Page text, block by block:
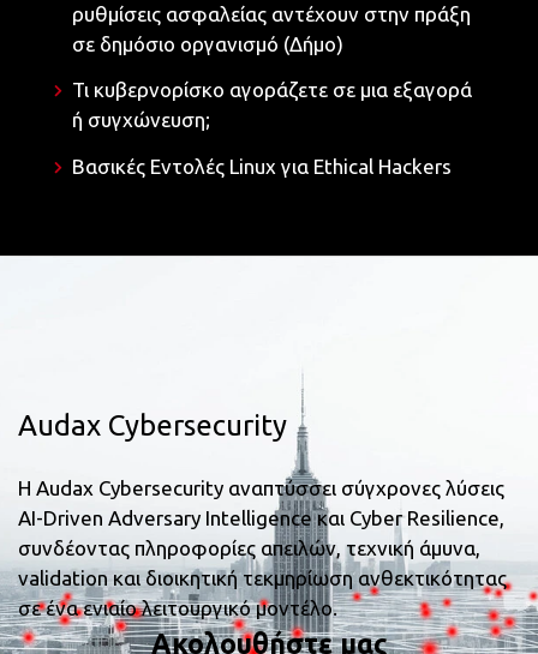
ρυθμίσεις ασφαλείας αντέχουν στην πράξη
σε δημόσιο οργανισμό (Δήμο)
Τι κυβερνορίσκο αγοράζετε σε μια εξαγορά
ή συγχώνευση;
Βασικές Εντολές Linux για Ethical Hackers
Audax Cybersecurity
Η Audax Cybersecurity αναπτύσσει σύγχρονες λύσεις
AI-Driven Adversary Intelligence και Cyber Resilience,
συνδέοντας πληροφορίες απειλών, τεχνική άμυνα,
validation και διοικητική τεκμηρίωση ανθεκτικότητας
σε ένα ενιαίο λειτουργικό μοντέλο.
Ακολουθήστε μας